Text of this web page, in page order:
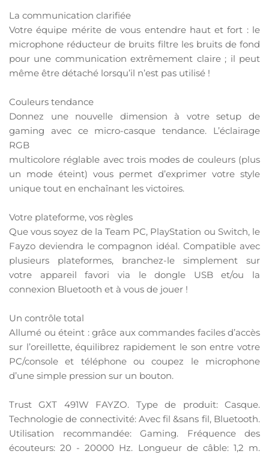
La communication clarifiée
Votre équipe mérite de vous entendre haut et fort : le
microphone réducteur de bruits filtre les bruits de fond
pour une communication extrêmement claire ; il peut
même être détaché lorsqu’il n’est pas utilisé !
Couleurs tendance
Donnez une nouvelle dimension à votre setup de
gaming avec ce micro-casque tendance. L’éclairage
RGB
multicolore réglable avec trois modes de couleurs (plus
un mode éteint) vous permet d’exprimer votre style
unique tout en enchaînant les victoires.
Votre plateforme, vos règles
Que vous soyez de la Team PC, PlayStation ou Switch, le
Fayzo deviendra le compagnon idéal. Compatible avec
plusieurs plateformes, branchez-le simplement sur
votre appareil favori via le dongle USB et/ou la
connexion Bluetooth et à vous de jouer !
Un contrôle total
Allumé ou éteint : grâce aux commandes faciles d’accès
sur l’oreillette, équilibrez rapidement le son entre votre
PC/console et téléphone ou coupez le microphone
d’une simple pression sur un bouton.
Trust GXT 491W FAYZO. Type de produit: Casque.
Technologie de connectivité: Avec fil &sans fil, Bluetooth.
Utilisation recommandée: Gaming. Fréquence des
écouteurs: 20 - 20000 Hz. Longueur de câble: 1,2 m.